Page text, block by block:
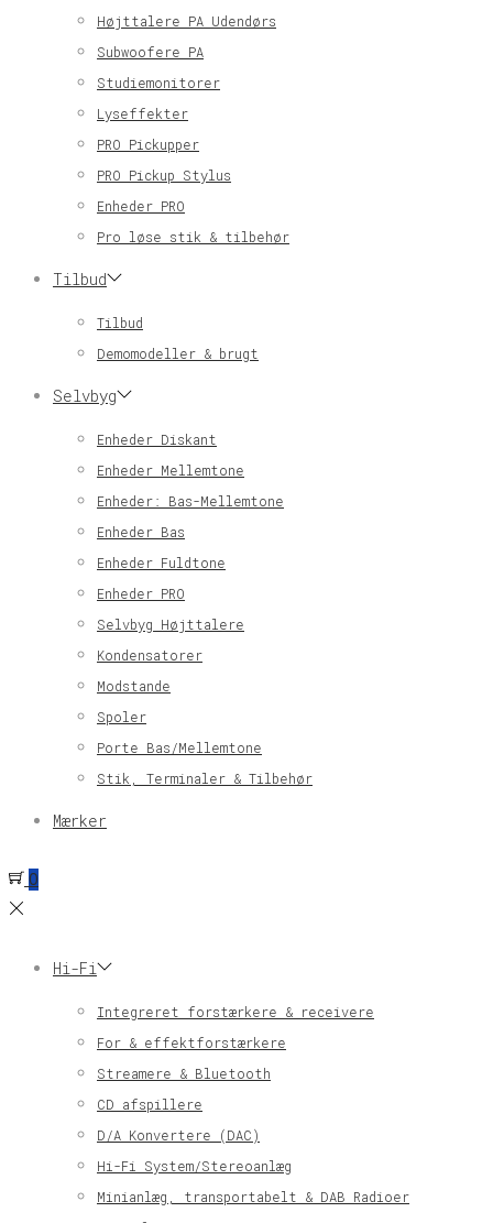
Højttalere PA Udendørs
Subwoofere PA
Studiemonitorer
Lyseffekter
PRO Pickupper
PRO Pickup Stylus
Enheder PRO
Pro løse stik & tilbehør
Tilbud
Tilbud
Demomodeller & brugt
Selvbyg
Enheder Diskant
Enheder Mellemtone
Enheder: Bas-Mellemtone
Enheder Bas
Enheder Fuldtone
Enheder PRO
Selvbyg Højttalere
Kondensatorer
Modstande
Spoler
Porte Bas/Mellemtone
Stik, Terminaler & Tilbehør
Mærker
0
Hi-Fi
Integreret forstærkere & receivere
For & effektforstærkere
Streamere & Bluetooth
CD afspillere
D/A Konvertere (DAC)
Hi-Fi System/Stereoanlæg
Minianlæg, transportabelt & DAB Radioer